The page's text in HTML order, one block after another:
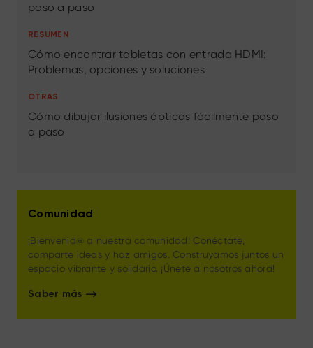
paso a paso
RESUMEN
Cómo encontrar tabletas con entrada HDMI:
Problemas, opciones y soluciones
OTRAS
Cómo dibujar ilusiones ópticas fácilmente paso
a paso
Comunidad
¡Bienvenid@ a nuestra comunidad! Conéctate,
comparte ideas y haz amigos. Construyamos juntos un
espacio vibrante y solidario. ¡Únete a nosotros ahora!
Saber más